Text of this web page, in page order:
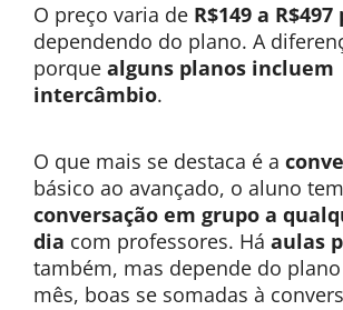
O preço varia de R$149 a
dependendo do plano. A
porque alguns planos incluem
intercâmbio.
O que mais se destaca é a
básico ao avançado, o aluno tem
conversação em grupo a
dia com professores. Há aulas
também, mas depende do
mês, boas se somadas à